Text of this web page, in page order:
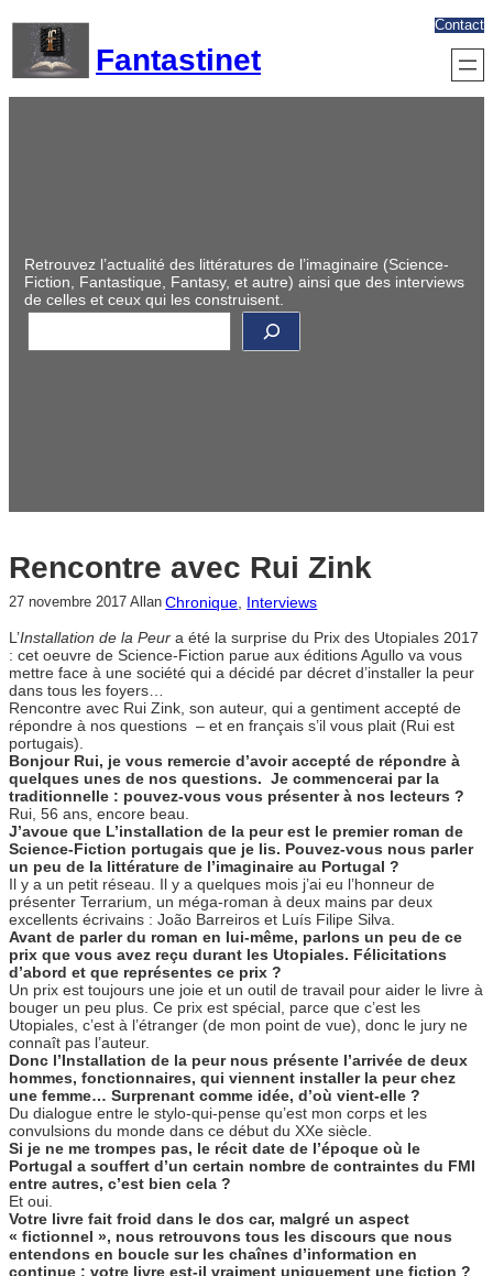
contenu
Fantastinet
Contact
Retrouvez l’actualité des littératures de l’imaginaire (Science-
Fiction, Fantastique, Fantasy, et autre) ainsi que des interviews
de celles et ceux qui les construisent.
R
c
Rencontre avec Rui Zink
27 novembre 2017 Allan Chronique, Interviews
L’Installation de la Peur a été la surprise du Prix des Utopiales 2017
: cet oeuvre de Science-Fiction parue aux éditions Agullo va vous
mettre face à une société qui a décidé par décret d’installer la peur
dans tous les foyers…
Rencontre avec Rui Zink, son auteur, qui a gentiment accepté de
répondre à nos questions – et en français s’il vous plait (Rui est
portugais).
Bonjour Rui, je vous remercie d’avoir accepté de répondre à
quelques unes de nos questions. Je commencerai par la
traditionnelle : pouvez-vous vous présenter à nos lecteurs ?
Rui, 56 ans, encore beau.
J’avoue que L’installation de la peur est le premier roman de
Science-Fiction portugais que je lis. Pouvez-vous nous parler
un peu de la littérature de l’imaginaire au Portugal ?
Il y a un petit réseau. Il y a quelques mois j’ai eu l’honneur de
présenter Terrarium, un méga-roman à deux mains par deux
excellents écrivains : João Barreiros et Luís Filipe Silva.
Avant de parler du roman en lui-même, parlons un peu de ce
prix que vous avez reçu durant les Utopiales. Félicitations
d’abord et que représentes ce prix ?
Un prix est toujours une joie et un outil de travail pour aider le livre à
bouger un peu plus. Ce prix est spécial, parce que c’est les
Utopiales, c’est à l’étranger (de mon point de vue), donc le jury ne
connaît pas l’auteur.
Donc l’Installation de la peur nous présente l’arrivée de deux
hommes, fonctionnaires, qui viennent installer la peur chez
une femme… Surprenant comme idée, d’où vient-elle ?
Du dialogue entre le stylo-qui-pense qu’est mon corps et les
convulsions du monde dans ce début du XXe siècle.
Si je ne me trompes pas, le récit date de l’époque où le
Portugal a souffert d’un certain nombre de contraintes du FMI
entre autres, c’est bien cela ?
Et oui.
Votre livre fait froid dans le dos car, malgré un aspect
« fictionnel », nous retrouvons tous les discours que nous
entendons en boucle sur les chaînes d’information en
continue : votre livre est-il vraiment uniquement une fiction ?